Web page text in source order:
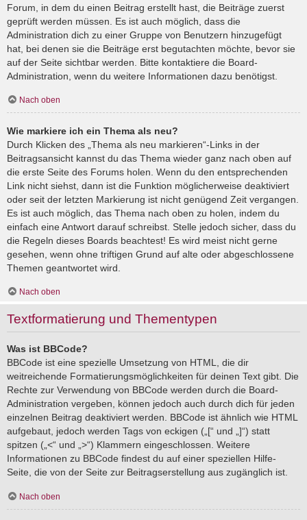
Forum, in dem du einen Beitrag erstellt hast, die Beiträge zuerst
geprüft werden müssen. Es ist auch möglich, dass die
Administration dich zu einer Gruppe von Benutzern hinzugefügt
hat, bei denen sie die Beiträge erst begutachten möchte, bevor sie
auf der Seite sichtbar werden. Bitte kontaktiere die Board-
Administration, wenn du weitere Informationen dazu benötigst.
Nach oben
Wie markiere ich ein Thema als neu?
Durch Klicken des „Thema als neu markieren“-Links in der
Beitragsansicht kannst du das Thema wieder ganz nach oben auf
die erste Seite des Forums holen. Wenn du den entsprechenden
Link nicht siehst, dann ist die Funktion möglicherweise deaktiviert
oder seit der letzten Markierung ist nicht genügend Zeit vergangen.
Es ist auch möglich, das Thema nach oben zu holen, indem du
einfach eine Antwort darauf schreibst. Stelle jedoch sicher, dass du
die Regeln dieses Boards beachtest! Es wird meist nicht gerne
gesehen, wenn ohne triftigen Grund auf alte oder abgeschlossene
Themen geantwortet wird.
Nach oben
Textformatierung und Thementypen
Was ist BBCode?
BBCode ist eine spezielle Umsetzung von HTML, die dir
weitreichende Formatierungsmöglichkeiten für deinen Text gibt. Die
Rechte zur Verwendung von BBCode werden durch die Board-
Administration vergeben, können jedoch auch durch dich für jeden
einzelnen Beitrag deaktiviert werden. BBCode ist ähnlich wie HTML
aufgebaut, jedoch werden Tags von eckigen („[“ und „]“) statt
spitzen („<“ und „>“) Klammern eingeschlossen. Weitere
Informationen zu BBCode findest du auf einer speziellen Hilfe-
Seite, die von der Seite zur Beitragserstellung aus zugänglich ist.
Nach oben